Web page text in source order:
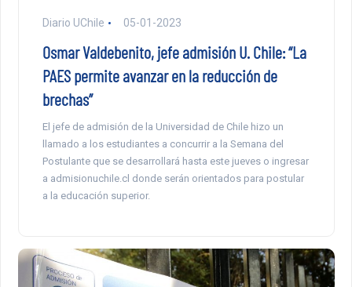
Diario UChile 05-01-2023
Osmar Valdebenito, jefe admisión U. Chile: “La
PAES permite avanzar en la reducción de
brechas”
El jefe de admisión de la Universidad de Chile hizo un
llamado a los estudiantes a concurrir a la Semana del
Postulante que se desarrollará hasta este jueves o ingresar
a admisionuchile.cl donde serán orientados para postular
a la educación superior.